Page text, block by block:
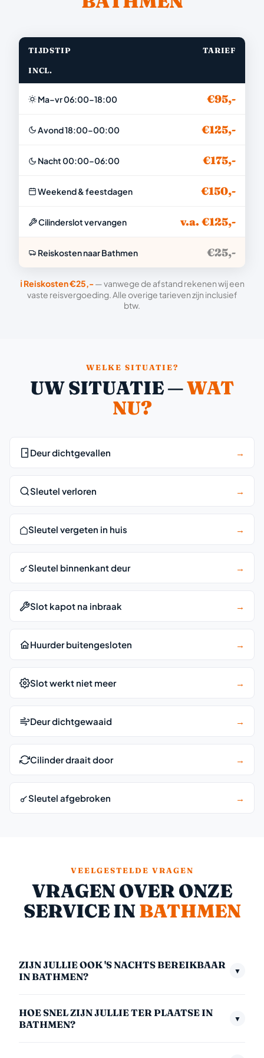
TIJDSTIP TARIEF
INCL.
Ma–vr 06:00–18:00 €95,-
Avond 18:00–00:00 €125,-
Nacht 00:00–06:00 €175,-
Weekend & feestdagen €150,-
Cilinderslot vervangen v.a. €125,-
Reiskosten naar Bathmen €25,-
ℹ️ Reiskosten €25,-— vanwege de afstand rekenen wij een
vaste reisvergoeding. Alle overige tarieven zijn inclusief
btw.
WELKE SITUATIE?
UW SITUATIE —WAT
NU?
Deur dichtgevallen →
Sleutel verloren →
Sleutel vergeten in huis →
Sleutel binnenkant deur →
Slot kapot na inbraak →
Huurder buitengesloten →
Slot werkt niet meer →
Deur dichtgewaaid →
Cilinder draait door →
Sleutel afgebroken →
VEELGESTELDE VRAGEN
VRAGEN OVER ONZE
SERVICE INBATHMEN
ZIJN JULLIE OOK 'S NACHTS BEREIKBAAR
IN BATHMEN?
▼
in het weekend en op feestdagen. Het nachttarief
HOE SNEL ZIJN JULLIE TER PLAATSE IN
BATHMEN?
▼